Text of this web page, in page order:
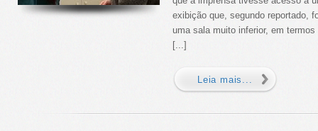
exibição que, segundo reportado,
uma sala muito inferior, em
[...]
Leia mais...